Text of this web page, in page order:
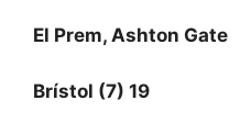
El Prem, Ashton Gate
Brístol (7) 19